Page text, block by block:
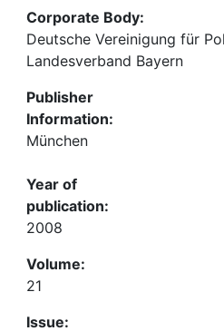
Corporate Body:
Deutsche Vereinigung für
Landesverband Bayern
Publisher
Information:
München
Year of
publication:
2008
Volume:
21
Issue: